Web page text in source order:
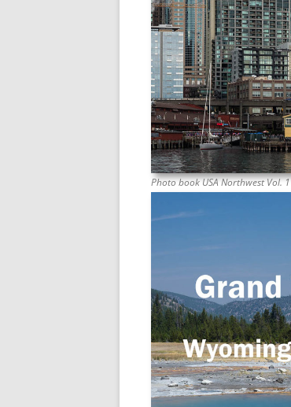
Photo book USA Northwest Vol. 1